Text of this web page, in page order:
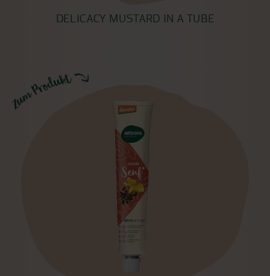
DELICACY MUSTARD IN A TUBE